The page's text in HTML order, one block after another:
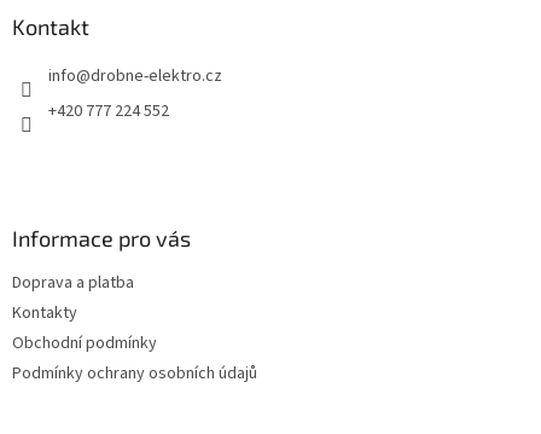
Kontakt
info@drobne-elektro.cz
+420 777 224 552
Informace pro vás
Doprava a platba
Kontakty
Obchodní podmínky
Podmínky ochrany osobních údajů